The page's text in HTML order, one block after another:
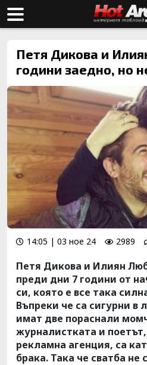
Петя Дикова и
години заедно, но
14:05 | 03 ное 24 2989
Петя Дикова и Илиян
преди дни 7 години от
си, която е все така
Въпреки че са сигурни в
имат две пораснали
журналистката и
рекламна агенция, са
брака. Така че сватба не